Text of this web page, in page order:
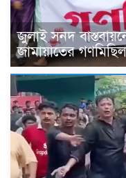
জুলাই সনদ
জামায়াতের